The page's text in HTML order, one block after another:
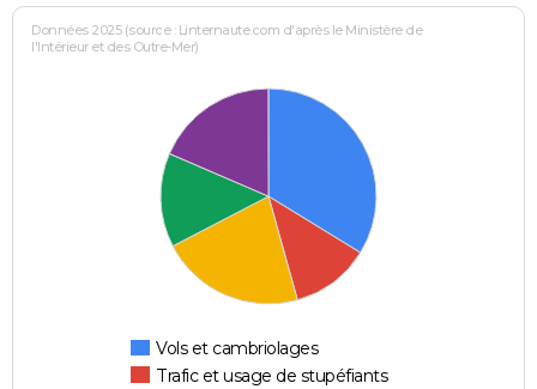
Données 2025 (source : Linternaute.com d'après le Ministère de
l'Intérieur et des Outre-Mer)
Vols et cambriolages
Trafic et usage de stupéfiants